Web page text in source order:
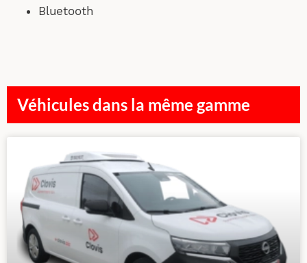
Bluetooth
Véhicules dans la même gamme